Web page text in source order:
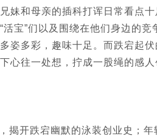
妹和母亲的插科打诨日常看点
活宝”们以及围绕在他们身边的
姿多彩，趣味十足。而跌宕起
心往一处想，拧成一股绳的感人
揭开跌宕幽默的泳装创业史；